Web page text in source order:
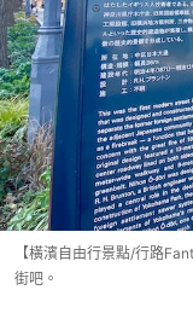
【橫濱自由行景點/行路
街吧。